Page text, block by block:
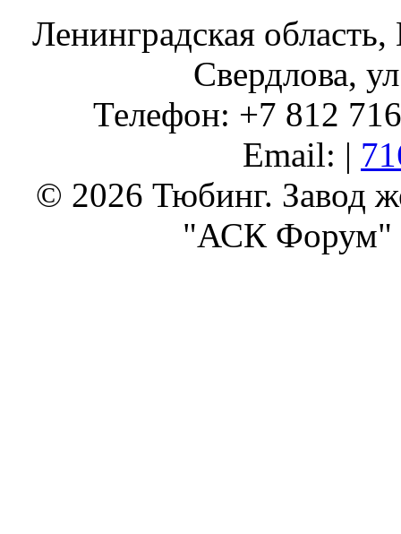
Ленинградская
Свердлова,
Телефон: +7 812
Email: |
© 2026 Тюбинг. Завод
"АСК Форум"